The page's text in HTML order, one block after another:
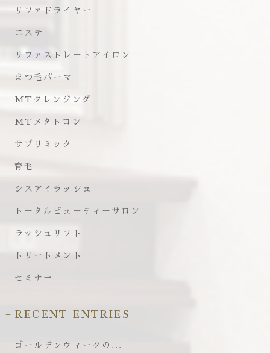
リファドライヤー
エステ
リファストレートアイロン
まつ毛パーマ
MTクレンジング
MTメタトロン
サブリミック
育毛
シスアイラッシュ
トータルビューティーサロン
ラッシュリフト
トリートメント
セミナー
RECENT ENTRIES
ゴールデンウィークの...